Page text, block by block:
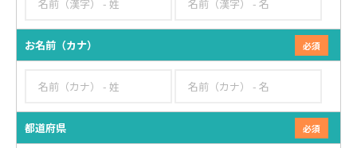
お名前（カナ）
都道府県